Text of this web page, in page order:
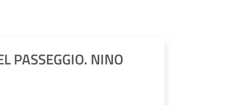
PASSEGGIO. NINO